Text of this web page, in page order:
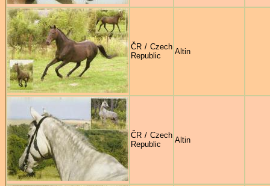
ČR / Czech
Republic
Altin
ČR / Czech
Republic
Altin